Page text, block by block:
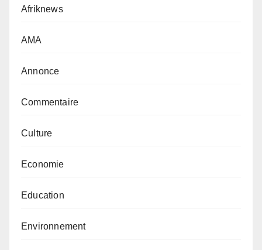
Afriknews
AMA
Annonce
Commentaire
Culture
Economie
Education
Environnement